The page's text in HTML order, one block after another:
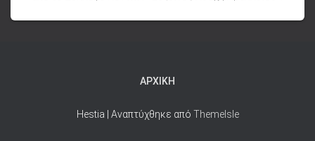
ΑΡΧΙΚΉ
Hestia | Αναπτύχθηκε από ThemeIsle